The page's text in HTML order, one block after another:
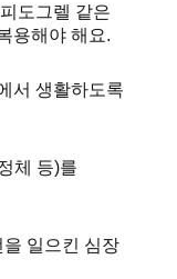
도그렐 같은
용해야 해요.
서 생활하도록
체 등)를
일으킨 심장